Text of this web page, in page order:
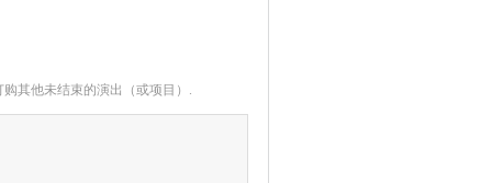
其他未结束的演出（或项目）.